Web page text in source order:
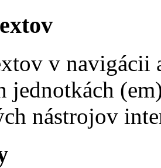
v navigácii
jednotkách
nástrojov